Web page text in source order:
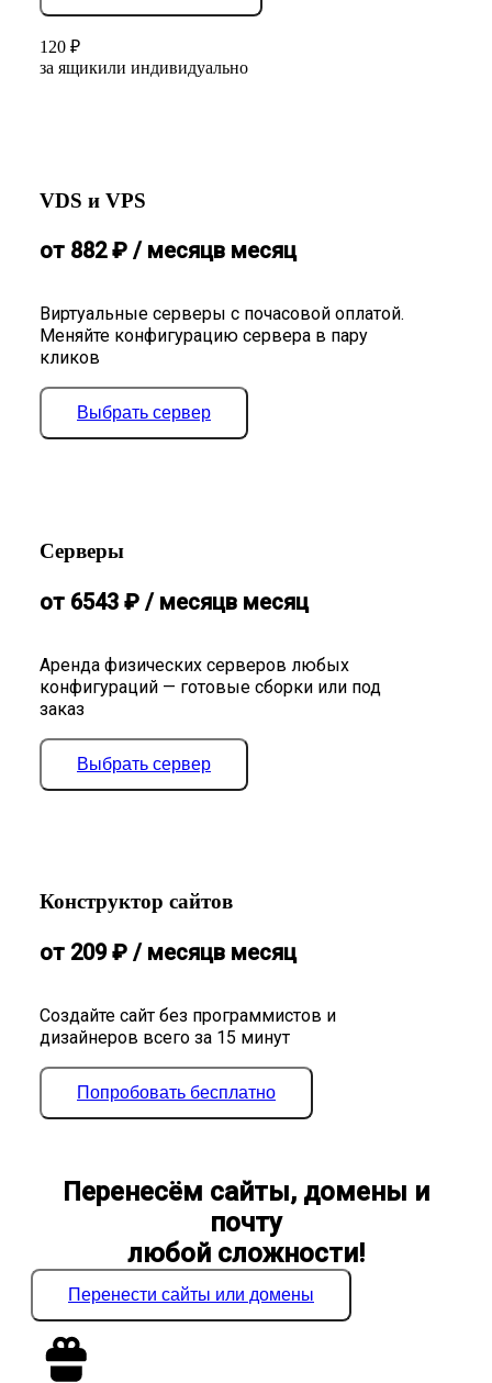
120 ₽
за ящикили индивидуально
VDS и VPS
Виртуальные серверы с почасовой оплатой.
Меняйте конфигурацию сервера в пару
кликов
от 882₽ / месяцв месяц
Выбрать сервер
Серверы
Аренда физических серверов любых
конфигураций — готовые сборки или под
заказ
от 6543 ₽ / месяцв месяц
Выбрать сервер
Конструктор сайтов
Создайте сайт без программистов и
дизайнеров всего за 15 минут
от 209₽ / месяцв месяц
Попробовать бесплатно
Перенесём сайты, домены и
почту
любой сложности!
Перенести сайты или домены